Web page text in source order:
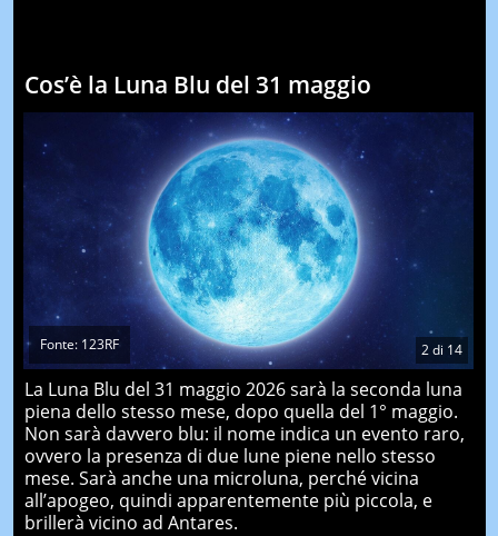
Cos’è la Luna Blu del 31 maggio
2di 14
Fonte: 123RF
La Luna Blu del 31 maggio 2026 sarà la seconda luna
piena dello stesso mese, dopo quella del 1° maggio.
Non sarà davvero blu: il nome indica un evento raro,
ovvero la presenza di due lune piene nello stesso
mese. Sarà anche una microluna, perché vicina
all’apogeo, quindi apparentemente più piccola, e
brillerà vicino ad Antares.